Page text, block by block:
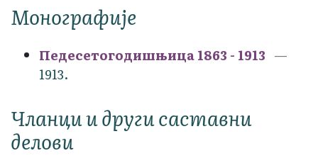
Монографије
Педесетогодишњица 1863 - 1913
1913.
Чланци и други саставни
делови